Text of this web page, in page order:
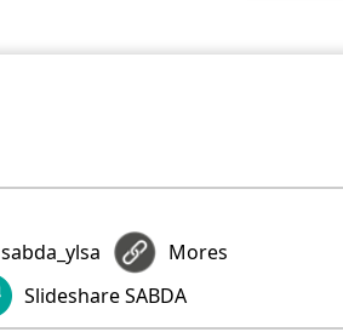
sabda_ylsa
Mores
Slideshare SABDA